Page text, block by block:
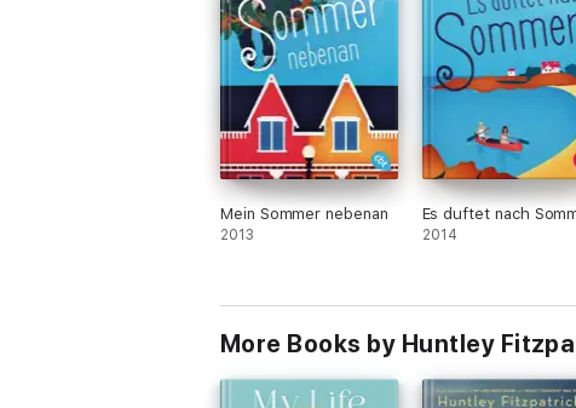
Mein Sommer nebenan
2013
Es duftet nach
2014
More Books by Huntley